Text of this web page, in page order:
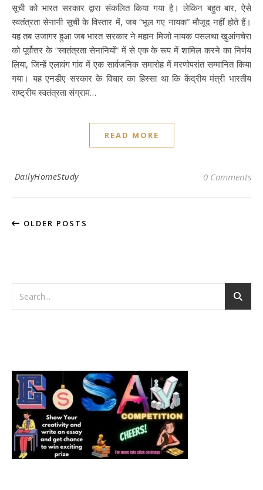
सूची को भारत सरकार द्वारा संकलित किया गया है। लेकिन बहुत बार, ऐसे
स्वतंत्रता सेनानी सूची के विस्तार में, जब “भूल गए नायक” मौजूद नहीं होते हैं।
यह तब उजागर हुआ जब भारत सरकार ने महान मिजो नायक पसलथा खुआंगचेरा
को पूर्वोत्तर के “स्वतंत्रता सेनानियों” में से एक के रूप में शामिल करने का निर्णय
लिया, जिन्हें एलावंग गांव में एक सार्वजनिक समारोह में मरणोपरांत सम्मानित किया
गया। यह एनडीए सरकार के विचार का हिस्सा था कि केंद्रीय मंत्री भारतीय
राष्ट्रीय स्वतंत्रता संग्राम…
READ MORE
DailyHomeStudy 0 Comments
OLDER POSTS